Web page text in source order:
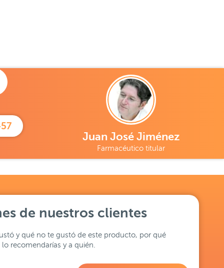
Juan José Jiménez
Farmacéutico titular
de nuestros clientes
y qué no te gustó de este producto, por qué
lo recomendarías y a quién.